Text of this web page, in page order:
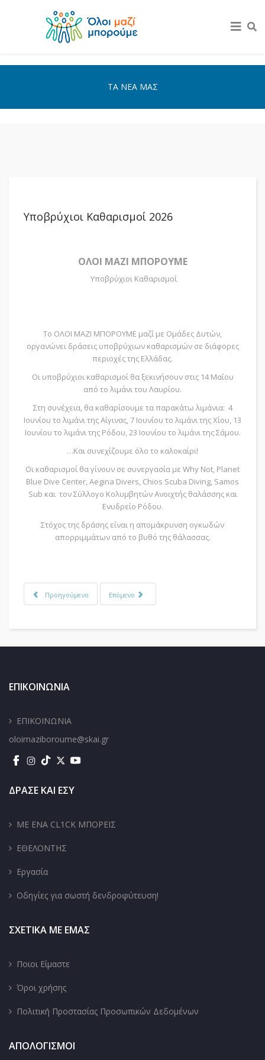
ΤΑ ΝΕΑ ΜΑΣ
Υποβρύχιοι Καθαρισμοί 2026
ΟΛΟΙ ΜΑΖΙ ΜΠΟΡΟΥΜΕ
Υποβρύχιοι Καθαρισμοί
Το ΟΛΟΙ ΜΑΖΙ ΜΠΟΡΟΥΜΕ μαζί με Ομάδες Δυτών,
οργανώνει δράσεις υποβρύχιων καθαρισμών σε διάφορες
περιοχές της Ελλάδας.
Οι υποβρύχιοι καθαρισμοί θα ξεκινήσουν στις 14 Μαΐου
από το λιμάνι του Λαυρίου.
Στη συνέχεια, θα καθαρίσουμε τα παρακάτω λιμάνια: 4
Ιουνίου το λιμάνι της Αίγινας, 7 Ιουνίου το λιμάνι της Χίου, 13
Ιουνίου το λιμάνι της Ρόδου, 23 Ιουνίου το λιμάνι της Σάμου.
…Και συνεχίζουμε όλο το καλοκαίρι!
Οι καθαρισμοί θα γίνουν σε συνεργασία με Why Not, Planet
Blue Dive Center, Aegina Divers, Chios Scuba Diving, Samos
Sub και τον Σύλλογο Κολυμβητών Ανοιχτής θαλάσσης και
Ενυδρείο Ρόδου.
Στόχος της δράσης είναι η απομάκρυνση ογκωδών
απορριμμάτων από το βυθό της θάλασσας.
Προηγούμενο Επόμενο
ΕΠΙΚΟΙΝΩΝΙΑ
ΕΠΙΚΟΙΝΩΝΙΑ
oloimaziboroume@skai.gr
ΔΡΑΣΕ ΚΑΙ ΕΣΥ
ΜΕ ΕΝΑ CL1CK ΜΠΟΡΕΙΣ
ΕΘΕΛΟΝΤΗΣ
Εργασία
Οδηγίες για σωστή δενδροφύτευση!
ΣΧΕΤΙΚΑ ΜΕ ΕΜΑΣ
Ποιοι Είμαστε
Όροι χρήσης
Πολιτική Προστασίας Προσωπικών Δεδομένων
ΑΠΟΛΟΓΙΣΜΟΙ